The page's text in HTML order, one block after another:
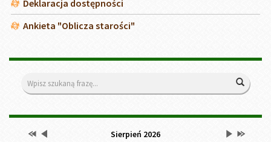
Deklaracja dostępności
Ankieta "Oblicza starości"
Wyszukiwarka
Kalendarz Lista
Sierpień 2026Brak
PrzestawPrzestaw Przestaw
Przestaw